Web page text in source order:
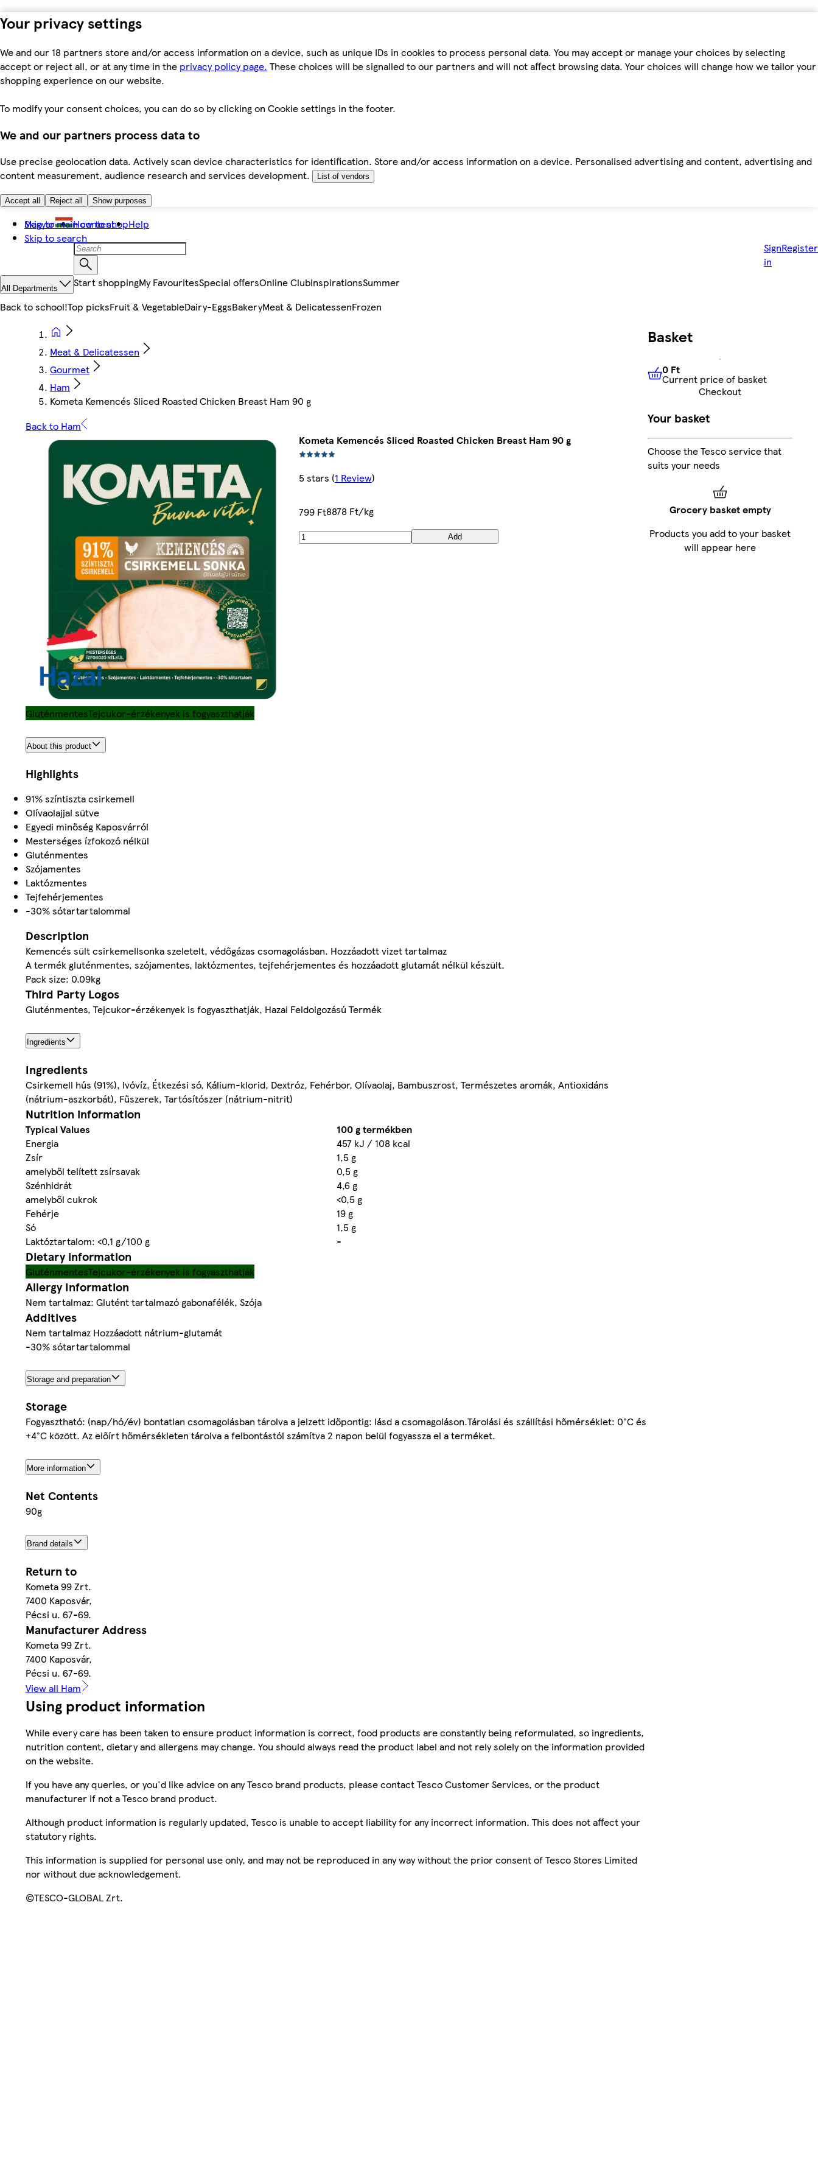
Your privacy settings
We and our 18 partners store and/or access information on a device, such as unique IDs in cookies to process personal data. You may accept or manage your choices by selecting
accept or reject all, or at any time in the privacy policy page. These choices will be signalled to our partners and will not affect browsing data. Your choices will change how we tailor your
shopping experience on our website.
To modify your consent choices, you can do so by clicking on Cookie settings in the footer.
We and our partners process data to
Use precise geolocation data. Actively scan device characteristics for identification. Store and/or access information on a device. Personalised advertising and content, advertising and
content measurement, audience research and services development.
List of vendors
Accept all Reject all Show purposes
Skip to main content
Skip to search
Magyar How to shopHelp
Sign
in
Register
All Departments Start shoppingMy FavouritesSpecial offersOnline ClubInspirationsSummer
Back to school!Top picksFruit & VegetableDairy-EggsBakeryMeat & DelicatessenFrozen
Meat & Delicatessen
Gourmet
Ham
Kometa Kemencés Sliced Roasted Chicken Breast Ham 90 g
Back to Ham
Kometa Kemencés Sliced Roasted Chicken Breast Ham 90 g
5 stars (1 Review)
799 Ft8878 Ft/kg
Add
GluténmentesTejcukor-érzékenyek is fogyaszthatják
About this product
Highlights
91% színtiszta csirkemell
Olívaolajjal sütve
Egyedi minőség Kaposvárról
Mesterséges ízfokozó nélkül
Gluténmentes
Szójamentes
Laktózmentes
Tejfehérjementes
-30% sótartartalommal
Description
Kemencés sült csirkemellsonka szeletelt, védőgázas csomagolásban. Hozzáadott vizet tartalmaz
A termék gluténmentes, szójamentes, laktózmentes, tejfehérjementes és hozzáadott glutamát nélkül készült.
Pack size: 0.09kg
Third Party Logos
Gluténmentes, Tejcukor-érzékenyek is fogyaszthatják, Hazai Feldolgozású Termék
Ingredients
Ingredients
Csirkemell hús (91%), Ivóvíz, Étkezési só, Kálium-klorid, Dextróz, Fehérbor, Olívaolaj, Bambuszrost, Természetes aromák, Antioxidáns
(nátrium-aszkorbát), Fűszerek, Tartósítószer (nátrium-nitrit)
Nutrition information
Typical Values
100 g termékben
Energia
457 kJ / 108 kcal
Zsír
1,5 g
amelyből telített zsírsavak
0,5 g
Szénhidrát
4,6 g
amelyből cukrok
<0,5 g
Fehérje
19 g
Só
1,5 g
Laktóztartalom: <0,1 g/100 g
-
Dietary information
GluténmentesTejcukor-érzékenyek is fogyaszthatják
Allergy Information
Nem tartalmaz: Glutént tartalmazó gabonafélék, Szója
Additives
Nem tartalmaz Hozzáadott nátrium-glutamát
-30% sótartartalommal
Storage and preparation
Storage
Fogyasztható: (nap/hó/év) bontatlan csomagolásban tárolva a jelzett időpontig: lásd a csomagoláson.Tárolási és szállítási hőmérséklet: 0°C és
+4°C között. Az előírt hőmérsékleten tárolva a felbontástól számítva 2 napon belül fogyassza el a terméket.
More information
Net Contents
90g
Brand details
Return to
Kometa 99 Zrt.
7400 Kaposvár,
Pécsi u. 67-69.
Manufacturer Address
Kometa 99 Zrt.
7400 Kaposvár,
Pécsi u. 67-69.
View all Ham
Using product information
While every care has been taken to ensure product information is correct, food products are constantly being reformulated, so ingredients,
nutrition content, dietary and allergens may change. You should always read the product label and not rely solely on the information provided
on the website.
If you have any queries, or you'd like advice on any Tesco brand products, please contact Tesco Customer Services, or the product
manufacturer if not a Tesco brand product.
Although product information is regularly updated, Tesco is unable to accept liability for any incorrect information. This does not affect your
statutory rights.
This information is supplied for personal use only, and may not be reproduced in any way without the prior consent of Tesco Stores Limited
nor without due acknowledgement.
©TESCO-GLOBAL Zrt.
Basket
0 FtCurrent price of basket
0 Ft
Current price of basket
Checkout
Your basket
Choose the Tesco service that
suits your needs
Grocery basket empty
Products you add to your basket
will appear here